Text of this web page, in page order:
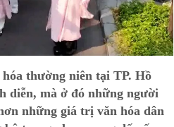
thường niên tại TP. Hồ
diễn, mà ở đó những người
những giá trị văn hóa dân